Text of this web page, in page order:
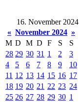
16. November 2024
« November 2024 »
M D M D F S
S
28 29 30 31 1 2
3
4
5 6 7 8 9
10
11 12 13 14 15 16 17
18 19 20 21 22 23 24
25 26 27 28 29 30 1